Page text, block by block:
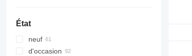
État
neuf
d'occasion